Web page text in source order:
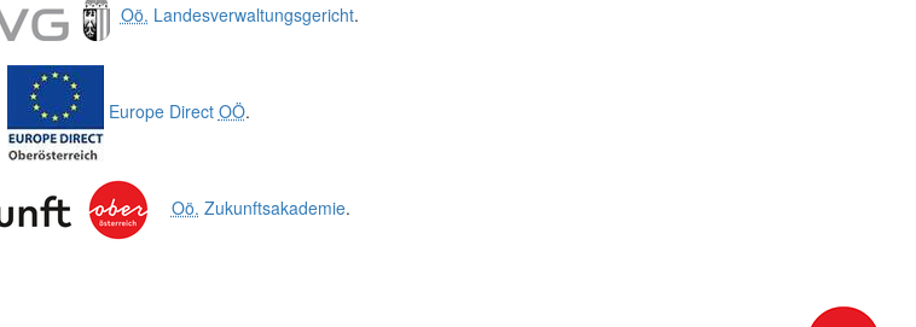
Oö. Landesverwaltungsgericht.
Europe Direct OÖ.
Oö. Zukunftsakademie.